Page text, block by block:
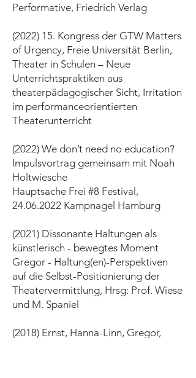
Performative, Friedrich Verlag
(2022) 15. Kongress der GTW Matters
of Urgency, Freie Universität Berlin,
Theater in Schulen – Neue
Unterrichtspraktiken aus
theaterpädagogischer Sicht, Irritation
im performanceorientierten
Theaterunterricht
(2022) We don’t need no education?
Impulsvortrag gemeinsam mit Noah
Holtwiesche
Hauptsache Frei #8 Festival,
24.06.2022 Kampnagel Hamburg
(2021) Dissonante Haltungen als
künstlerisch - bewegtes Moment
Gregor - Haltung(en)-Perspektiven
auf die Selbst-Positionierung der
Theatervermittlung, Hrsg: Prof. Wiese
und M. Spaniel
(2018) Ernst, Hanna-Linn, Gregor,